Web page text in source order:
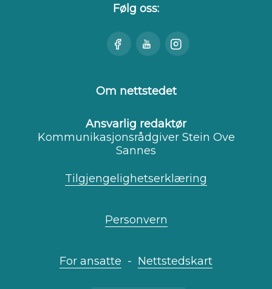
Følg oss:
Besøk Se
Youtube
Besøk
Instagram
Om nettstedet
Ansvarlig redaktør
Kommunikasjonsrådgiver Stein Ove
Sannes
Tilgjengelighetserklæring
Personvern
For ansatte - Nettstedskart